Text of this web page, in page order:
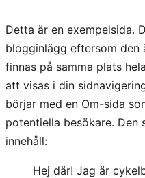
Detta är en exempelsida.
blogginlägg eftersom
finnas på samma plats
att visas i din
börjar med en Om-sida
potentiella besökare. Den
innehåll:
Hej där! Jag är